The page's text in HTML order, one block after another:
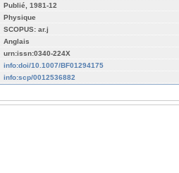
Publié, 1981-12
Physique
SCOPUS: ar.j
Anglais
urn:issn:0340-224X
info:doi/10.1007/BF01294175
info:scp/0012536882